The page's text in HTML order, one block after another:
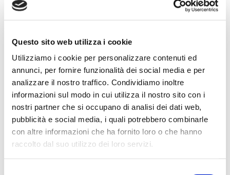
Questo sito web utilizza i cookie
Utilizziamo i cookie per personalizzare contenuti ed
annunci, per fornire funzionalità dei social media e per
analizzare il nostro traffico. Condividiamo inoltre
informazioni sul modo in cui utilizza il nostro sito con i
nostri partner che si occupano di analisi dei dati web,
pubblicità e social media, i quali potrebbero combinarle
con altre informazioni che ha fornito loro o che hanno
raccolto dal suo utilizzo dei loro servizi.
causa della ridotta potenza, non arrivò mai a
soddisfare più dell’8% del fabbisogno
Soltanto nel1914il 74% della potenza
elettrica installata in Italiafudi origine
idricama a partire dagli anni Novanta iniziò
una diffusione capillare e molto rapida di
impianti eolici e fotovoltaici, che,
sfruttando l’energia del vento e le radiazioni
solari, permisero di ottenere energia